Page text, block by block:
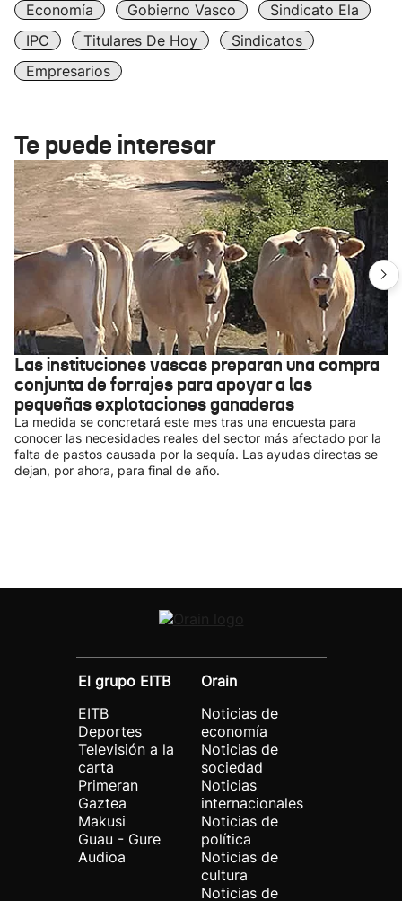
Economía Gobierno Vasco
Sindicato Ela
IPC
Titulares De Hoy
Sindicatos
Empresarios
Te puede interesar
Las instituciones vascas preparan una compra
conjunta de forrajes para apoyar a las
pequeñas explotaciones ganaderas
La medida se concretará este mes tras una encuesta para
conocer las necesidades reales del sector más afectado por la
falta de pastos causada por la sequía. Las ayudas directas se
dejan, por ahora, para final de año.
El grupo EITB
EITB
Deportes
Televisión a la
carta
Primeran
Gaztea
Makusi
Guau - Gure
Audioa
Orain
Noticias de
economía
Noticias de
sociedad
Noticias
internacionales
Noticias de
política
Noticias de
cultura
Noticias de